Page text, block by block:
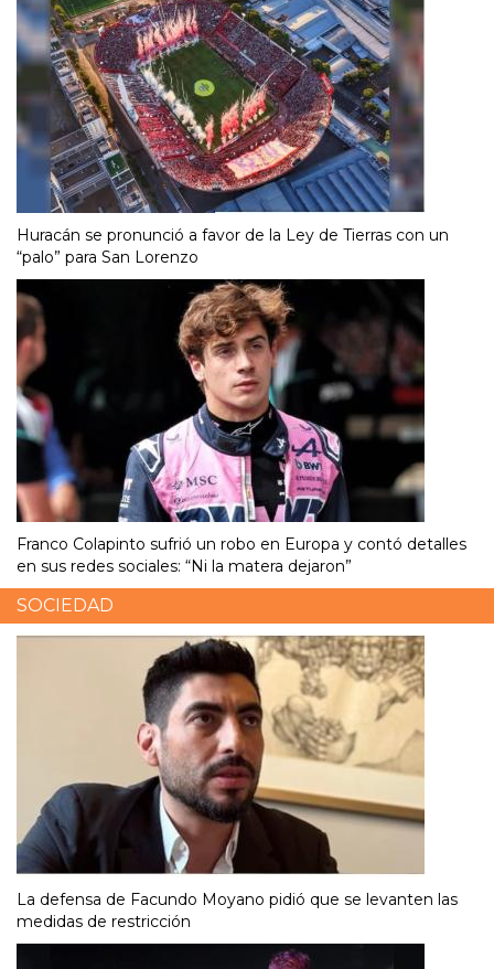
Huracán se pronunció a favor de la Ley de Tierras con un
“palo” para San Lorenzo
Franco Colapinto sufrió un robo en Europa y contó detalles
en sus redes sociales: “Ni la matera dejaron”
SOCIEDAD
La defensa de Facundo Moyano pidió que se levanten las
medidas de restricción